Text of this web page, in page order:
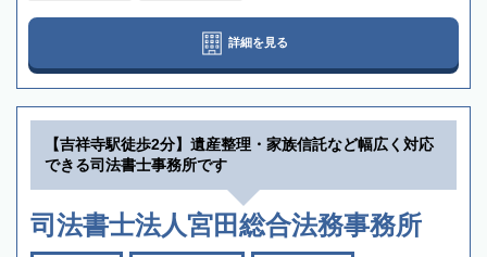
詳細を見る
【吉祥寺駅徒歩2分】遺産整理・家族信託など幅広く対応
できる司法書士事務所です
司法書士法人宮田総合法務事務所